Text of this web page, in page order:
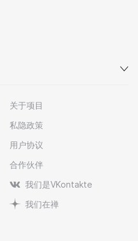
关于项目
私隐政策
用户协议
合作伙伴
我们是VKontakte
我们在禅